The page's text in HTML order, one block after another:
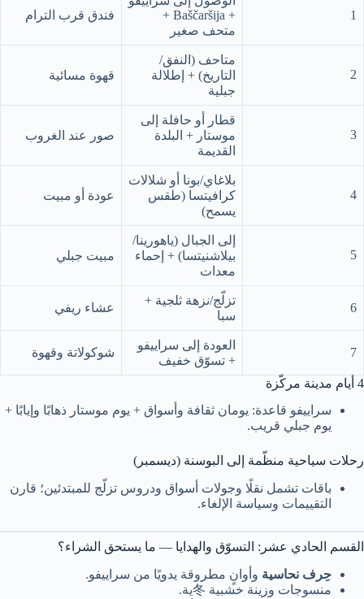
1
+ Baščaršija +
متحف صغير
فندق قرب الترام
2
متاحف (النفق/
التاريخ) + إطلالة
جبلية
قهوة مسائية
3
قطار أو حافلة إلى
موستار + البلدة
القديمة
صور عند الغروب
4
بلاغاي/بونا أو شلالات
كرافيتسا (طقس
يسمح)
عودة أو مبيت
5
إلى الجبال (ياهورينا/
بيلاشنيتسا) + إحماء
معدات
مبيت جبلي
6
تزلّج/نزهة ثلجية +
سبا
عشاء ريفي
7
العودة إلى سراييفو
+ تسوّق خفيف
شوكولاتة وقهوة
4 أيام مدينة مركّزة
سراييفو قاعدة: يومان ثقافة وأسواق + يوم موستار ذهابًا وإيابًا +
يوم جبلي قريب.
رحلات سياحية منظّمة إلى البوسنة (ديسمبر)
باقات تشمل نقلًا وجولات أسواق ودروس تزلّج للمبتدئين؛ قارن
التقييمات وسياسة الإلغاء.
القسم الحادي عشر: التسوّق والهدايا — ما يستحق الشراء؟
حِرف نحاسية وأوانٍ مطروقة يدويًا من سراييفو.
منسوجات وزينة خشبية 冬ية.